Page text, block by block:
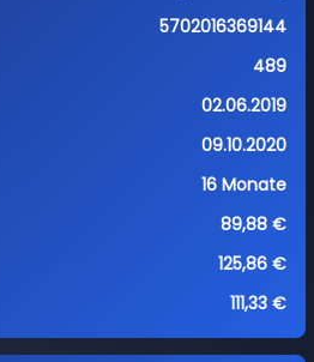
5702016369144
489
02.06.2019
09.10.2020
16 Monate
89,88 €
125,86 €
111,33 €